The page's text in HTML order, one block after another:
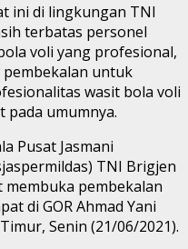
ini di lingkungan TNI
terbatas personel
voli yang profesional,
untuk
wasit bola voli
pada umumnya.
Pusat Jasmani
TNI Brigjen
membuka pembekalan
di GOR Ahmad Yani
Senin (21/06/2021).